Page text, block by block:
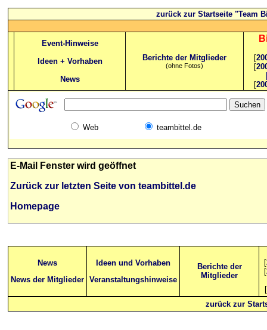
zurück zur Startseite "Team
Event-Hinweise
Ideen + Vorhaben
News
Berichte der Mitglieder
(ohne Fotos)
[
[
[
Web teambittel.de
E-Mail Fenster wird geöffnet
Zurück zur letzten Seite von teambittel.de
Homepage
News
News der Mitglieder
Ideen und Vorhaben
Veranstaltungshinweise
Berichte der
Mitglieder
[
[
[
zurück zur